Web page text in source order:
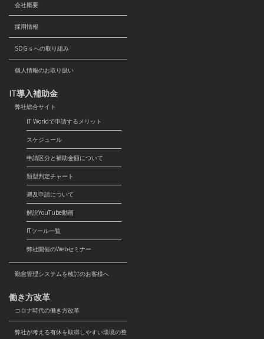
会社概要
採用情報
SDGｓへの取り組み
個人情報のお取り扱い
IT導入補助金
弊社総合サイト
IT Worldで申請するメリット
スケジュール
申請区分と補助金額について
類型判定チャート
遡及申請について
解説YouTube動画
ITツール一覧
弊社開催のWebセミナー
勤怠管理システムを検討のお客様へ
働き方改革
コロナ時代の働き方改革
弊社が考える有休を取得しやすい環境の整